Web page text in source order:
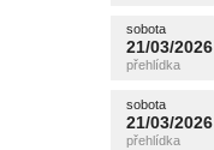
sobota
21/03/2026
sobota
21/03/2026
sobota
21/03/2026
sobota
21/03/2026